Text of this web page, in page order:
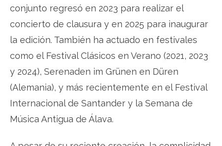
conjunto regresó en 2023 para realizar el
concierto de clausura y en 2025 para inaugurar
la edición. También ha actuado en festivales
como el Festival Clásicos en Verano (2021, 2023
y 2024), Serenaden im Grünen en Düren
(Alemania), y más recientemente en el Festival
Internacional de Santander y la Semana de
Música Antigua de Álava.